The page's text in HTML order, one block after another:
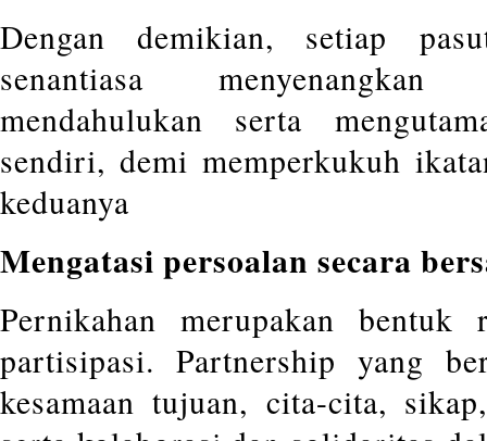
Dengan demikian, setiap
senantiasa
mendahulukan serta
sendiri, demi memperkukuh
keduanya
Mengatasi persoalan secara
Pernikahan merupakan bentuk
partisipasi. Partnership yang
kesamaan tujuan, cita-cita,